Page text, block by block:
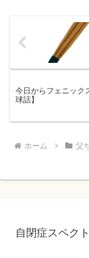
今日からフェニック
球話】
ホーム 父
自閉症スペク